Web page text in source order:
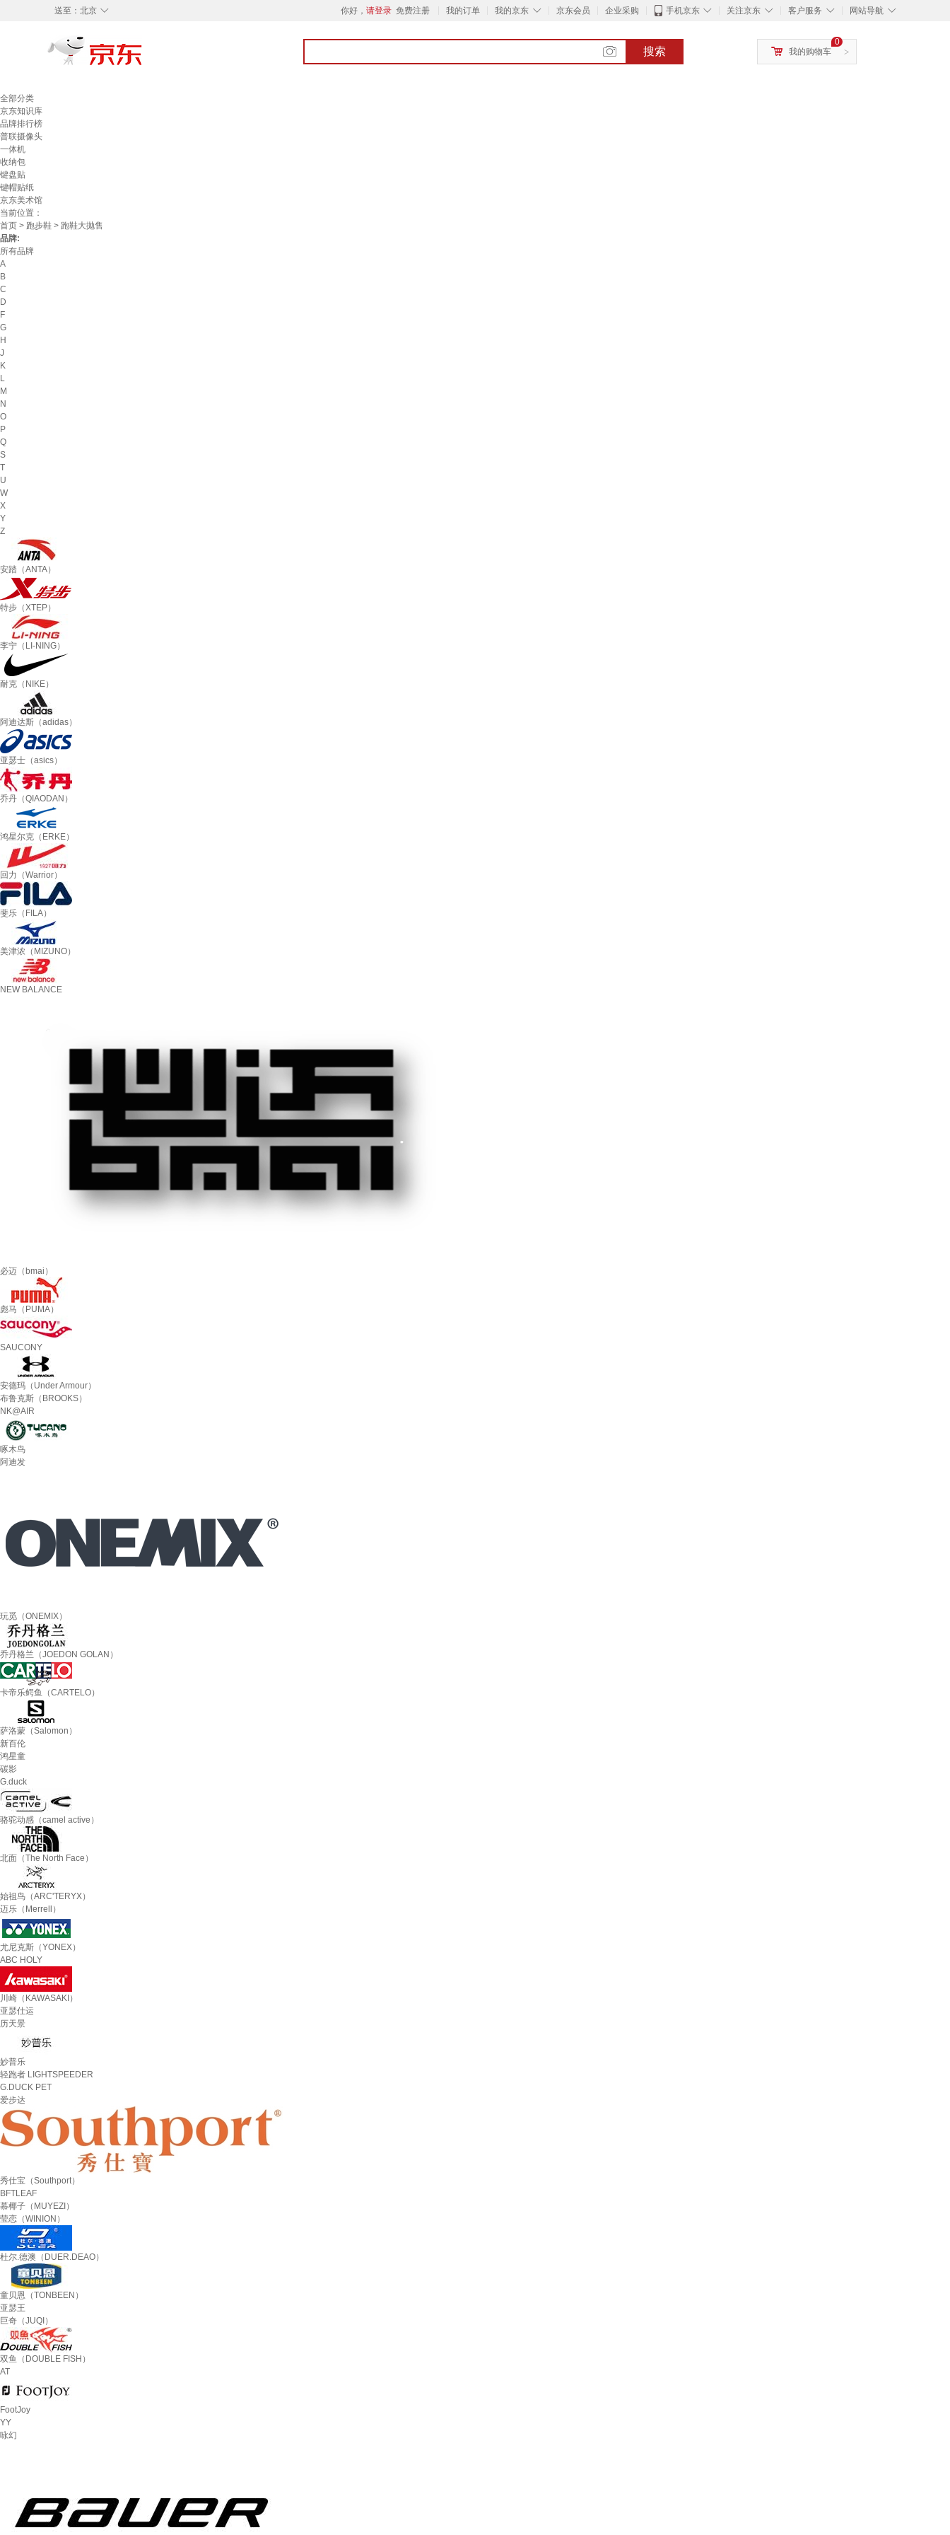
◇
送至： 北京 你好， 请登录 免费注册 我的订单 ◇
我的京东 京东会员 企业采购 ◇
手机京东 ◇
关注京东 ◇
客户服务 ◇
网站导航
搜索 >
0
我的购物车
全部分类
京东知识库
品牌排行榜
普联摄像头
一体机
收纳包
键盘贴
键帽贴纸
京东美术馆
当前位置：
首页 > 跑步鞋 > 跑鞋大抛售
品牌:
所有品牌
A
B
C
D
F
G
H
J
K
L
M
N
O
P
Q
S
T
U
W
X
Y
Z
安踏（ANTA）
特步（XTEP）
李宁（LI-NING）
耐克（NIKE）
阿迪达斯（adidas）
亚瑟士（asics）
乔丹（QIAODAN）
鸿星尔克（ERKE）
回力（Warrior）
斐乐（FILA）
美津浓（MIZUNO）
NEW BALANCE
必迈（bmai）
彪马（PUMA）
SAUCONY
安德玛（Under Armour）
布鲁克斯（BROOKS）
NK@AIR
啄木鸟
阿迪发
玩觅（ONEMIX）
乔丹格兰（JOEDON GOLAN）
卡帝乐鳄鱼（CARTELO）
萨洛蒙（Salomon）
新百伦
鸿星童
碳影
G.duck
骆驼动感（camel active）
北面（The North Face）
始祖鸟（ARC'TERYX）
迈乐（Merrell）
尤尼克斯（YONEX）
ABC HOLY
川崎（KAWASAKI）
亚瑟仕运
历天景
妙普乐
轻跑者 LIGHTSPEEDER
G.DUCK PET
爱步达
秀仕宝（Southport）
BFTLEAF
慕椰子（MUYEZI）
莹恋（WINION）
杜尔.德澳（DUER.DEAO）
童贝恩（TONBEEN）
亚瑟王
巨奇（JUQI）
双鱼（DOUBLE FISH）
AT
FootJoy
YY
咏幻